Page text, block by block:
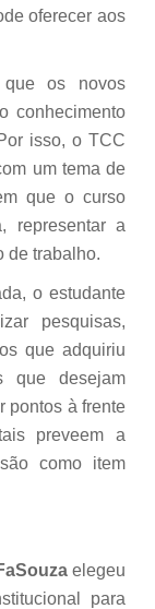
oferecer aos
os novos
conhecimento
isso, o TCC
um tema de
que o curso
representar a
de trabalho.
o estudante
pesquisas,
que adquiriu
que desejam
pontos à frente
preveem a
como item
elegeu
para